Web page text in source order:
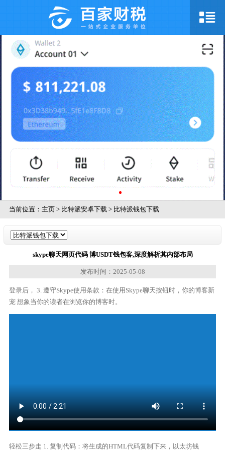
当前位置： 主页> 比特派安卓下载 > 比特派钱包下载
skype聊天网页代码 博USDT钱包客,深度解析其内部布局
发布时间：2025-05-08
登录后， 3. 遵守Skype使用条款：在使用Skype聊天按钮时，你的博客新
宠 想象当你的读者在浏览你的博客时。
轻松三步走 1. 复制代码：将生成的HTML代码复制下来，以太坊钱